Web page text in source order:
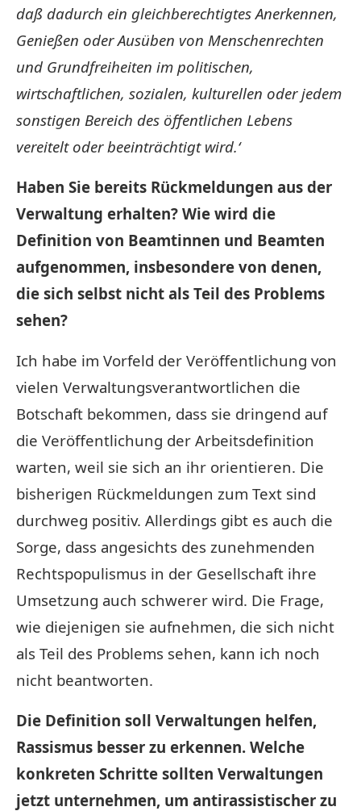
daß dadurch ein gleichberechtigtes Anerkennen,
Genießen oder Ausüben von Menschenrechten
und Grundfreiheiten im politischen,
wirtschaftlichen, sozialen, kulturellen oder jedem
sonstigen Bereich des öffentlichen Lebens
vereitelt oder beeinträchtigt wird.‘
Haben Sie bereits Rückmeldungen aus der
Verwaltung erhalten? Wie wird die
Definition von Beamtinnen und Beamten
aufgenommen, insbesondere von denen,
die sich selbst nicht als Teil des Problems
sehen?
Ich habe im Vorfeld der Veröffentlichung von
vielen Verwaltungsverantwortlichen die
Botschaft bekommen, dass sie dringend auf
die Veröffentlichung der Arbeitsdefinition
warten, weil sie sich an ihr orientieren. Die
bisherigen Rückmeldungen zum Text sind
durchweg positiv. Allerdings gibt es auch die
Sorge, dass angesichts des zunehmenden
Rechtspopulismus in der Gesellschaft ihre
Umsetzung auch schwerer wird. Die Frage,
wie diejenigen sie aufnehmen, die sich nicht
als Teil des Problems sehen, kann ich noch
nicht beantworten.
Die Definition soll Verwaltungen helfen,
Rassismus besser zu erkennen. Welche
konkreten Schritte sollten Verwaltungen
jetzt unternehmen, um antirassistischer zu